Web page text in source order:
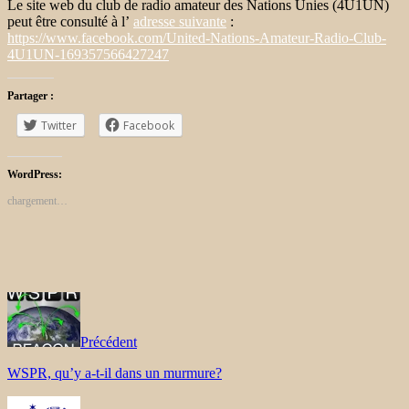
Le site web du club de radio amateur des Nations Unies (4U1UN)
peut être consulté à l’ adresse suivante :
https://www.facebook.com/United-Nations-Amateur-Radio-Club-
4U1UN-169357566427247
Partager :
Twitter Facebook
WordPress:
chargement…
Précédent
WSPR, qu’y a-t-il dans un murmure?